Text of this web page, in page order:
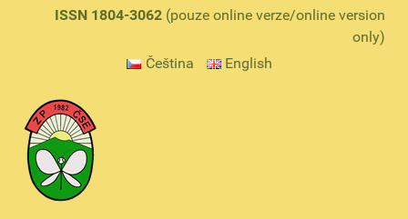
ISSN 1804-3062 (pouze online verze/online version
only)
Čeština
English